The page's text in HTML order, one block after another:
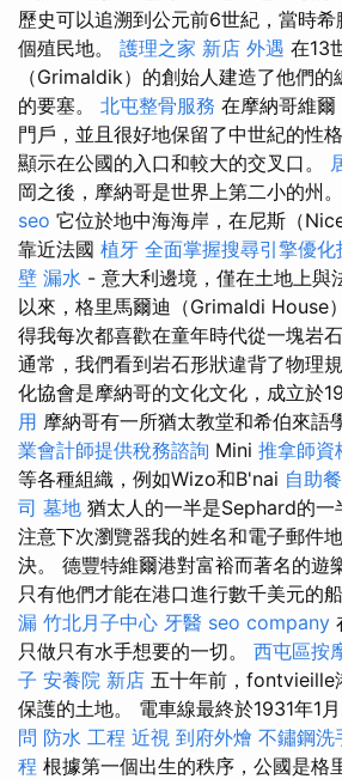
歷史可以追溯到公元前6世紀，當時
個殖民地。 護理之家 新店 外遇 在13
（Grimaldik）的創始人建造了他們
的要塞。 北屯整骨服務 在摩納哥維爾
門戶，並且很好地保留了中世紀的性
顯示在公國的入口和較大的交叉口。
岡之後，摩納哥是世界上第二小的州。
seo 它位於地中海海岸，在尼斯（
靠近法國 植牙 全面掌握搜尋引擎優化
壁 漏水 - 意大利邊境，僅在土地上與
以來，格里馬爾迪（Grimaldi House
得我每次都喜歡在童年時代從一塊岩
通常，我們看到岩石形狀違背了物理
化協會是摩納哥的文化文化，成立於
用 摩納哥有一所猶太教堂和希伯來語
業會計師提供稅務諮詢 Mini 推拿師資
等各種組織，例如Wizo和B'nai 自助
司 墓地 猶太人的一半是Sephard的
注意下次瀏覽器我的姓名和電子郵件
決。 德豐特維爾港對富裕而著名的遊
只有他們才能在港口進行數千美元的
漏 竹北月子中心 牙醫 seo company
只做只有水手想要的一切。 西屯區按
子 安養院 新店 五十年前，fontvieille
保護的土地。 電車線最終於1931年1
問 防水 工程 近視 到府外燴 不鏽鋼洗
程 根據第一個出生的秩序，公國是格